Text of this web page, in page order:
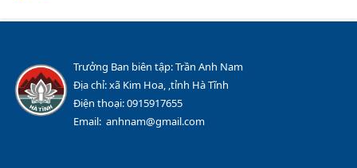
Trưởng Ban biên tập: Trần Anh Nam
Địa chỉ: xã Kim Hoa, ,tỉnh Hà Tĩnh
Điện thoại: 0915917655
Email: anhnam@gmail.com